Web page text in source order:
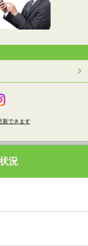
新できます
況